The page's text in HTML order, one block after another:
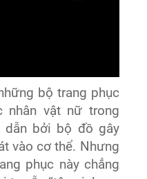
bộ trang phục
nhân vật nữ trong
dẫn bởi bộ đồ gây
vào cơ thể. Nhưng
phục này chẳng